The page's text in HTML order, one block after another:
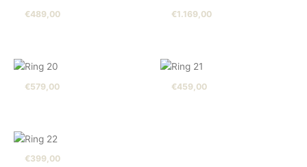
€489,00 €1.169,00
€579,00 €459,00
€399,00